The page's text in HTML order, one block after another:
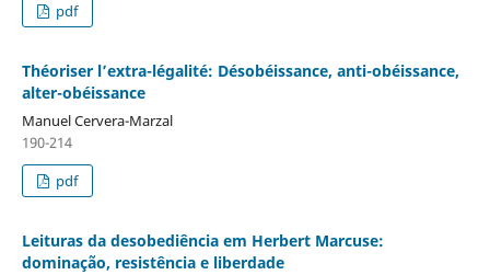
pdf
Théoriser l’extra-légalité: Désobéissance, anti-obéissance,
alter-obéissance
Manuel Cervera-Marzal
190-214
pdf
Leituras da desobediência em Herbert Marcuse:
dominação, resistência e liberdade